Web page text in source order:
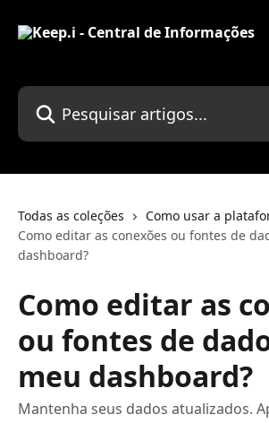
Pesquisar artigos...
Todas as coleções
Como usar a
Como editar as conexões ou fontes de
dashboard? ​
Como editar as
ou fontes de
meu dashboard? ​
Mantenha seus dados atualizados.